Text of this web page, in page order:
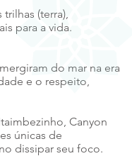
(terra),
para a vida.
do mar na era
e o respeito,
Canyon
únicas de
dissipar seu foco.